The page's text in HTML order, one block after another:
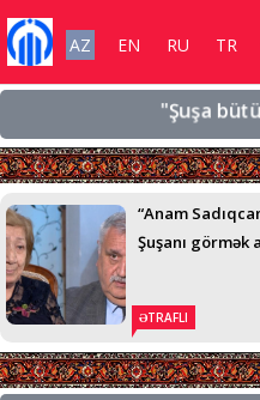
AZ EN RU TR
"Şuşa
“Anam
Şuşanı görmək
ƏTRAFLI